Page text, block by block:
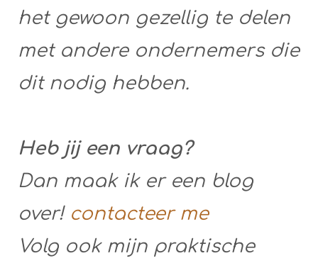
het gewoon gezellig te delen
met andere ondernemers die
dit nodig hebben.
Heb jij een vraag?
Dan maak ik er een blog
over! contacteer me
Volg ook mijn praktische